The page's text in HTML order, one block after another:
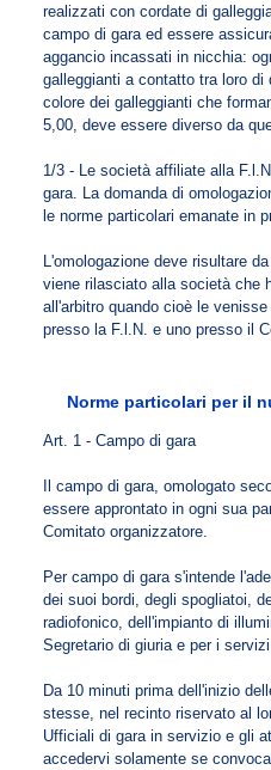
realizzati con cordate di
campo di gara ed essere
aggancio incassati in nicchia:
galleggianti a contatto tra loro
colore dei galleggianti che
5,00, deve essere diverso da
1/3 - Le società affiliate alla
gara. La domanda di
le norme particolari emanate in
L'omologazione deve risultare
viene rilasciato alla società che
all'arbitro quando cioè le
presso la F.l.N. e uno presso il
Norme particolari per il
Art. 1 - Campo di gara
Il campo di gara, omologato
essere approntato in ogni sua
Comitato organizzatore.
Per campo di gara s'intende
dei suoi bordi, degli spogliatoi,
radiofonico, dell'impianto di
Segretario di giuria e per i
Da 10 minuti prima dell'inizio
stesse, nel recinto riservato al
Ufficiali di gara in servizio e gli
accedervi solamente se